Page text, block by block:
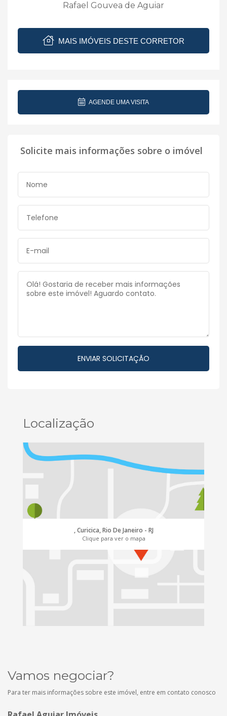
Rafael Gouvea de Aguiar
MAIS IMÓVEIS DESTE CORRETOR
AGENDE UMA VISITA
Solicite mais informações sobre o imóvel
Localização
, Curicica, Rio De Janeiro - RJ
Clique para ver o mapa
Vamos negociar?
Para ter mais informações sobre este imóvel, entre em contato conosco